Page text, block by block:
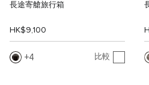
長途寄艙旅行箱
HK$9,100
4 比較